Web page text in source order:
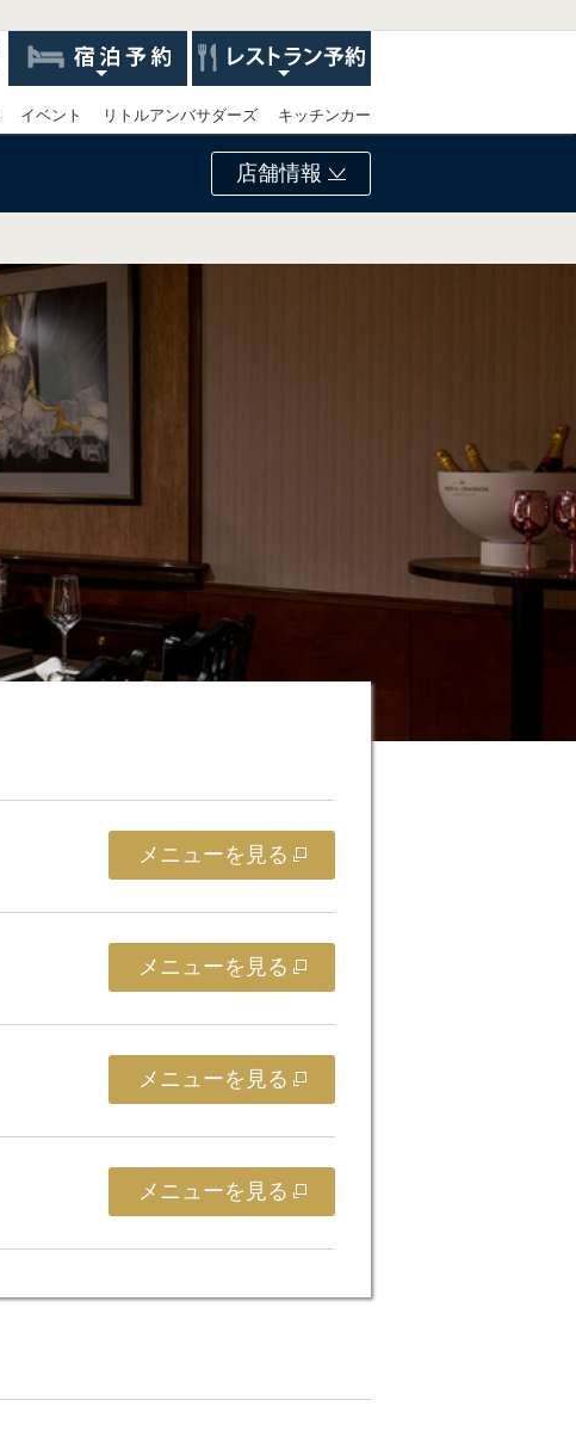
イベント リトルアンバサダーズ キッチンカー
店舗情報
メニューを見る
メニューを見る
メニューを見る
メニューを見る